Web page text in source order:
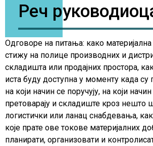
Реч
Одговоре на питања: како
стижу на полице производних и
складишта или продајних простора,
иста буду доступна у моменту када су
на који начин се поручују, на који
претоварају и складиште кроз нешто
логистички или ланац снабдевања,
које прате ове токове материјалних
планирати, организовати и